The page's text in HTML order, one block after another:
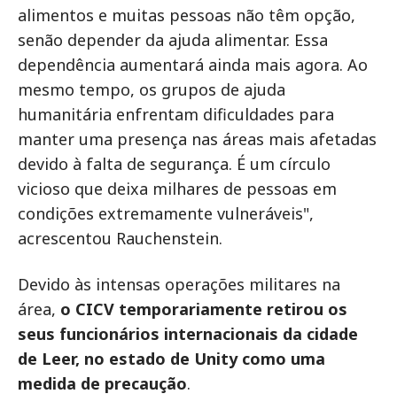
alimentos e muitas pessoas não têm opção,
senão depender da ajuda alimentar. Essa
dependência aumentará ainda mais agora. Ao
mesmo tempo, os grupos de ajuda
humanitária enfrentam dificuldades para
manter uma presença nas áreas mais afetadas
devido à falta de segurança. É um círculo
vicioso que deixa milhares de pessoas em
condições extremamente vulneráveis",
acrescentou Rauchenstein.
Devido às intensas operações militares na
área, o CICV temporariamente retirou os
seus funcionários internacionais da cidade
de Leer, no estado de Unity como uma
medida de precaução.